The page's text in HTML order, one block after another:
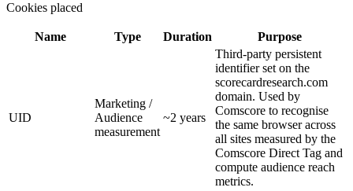
Cookies placed
Name Type Duration Purpose
UID
Marketing /
Audience
measurement
~2 years
Third-party persistent
identifier set on the
scorecardresearch.com
domain. Used by
Comscore to recognise
the same browser across
all sites measured by the
Comscore Direct Tag and
compute audience reach
metrics.